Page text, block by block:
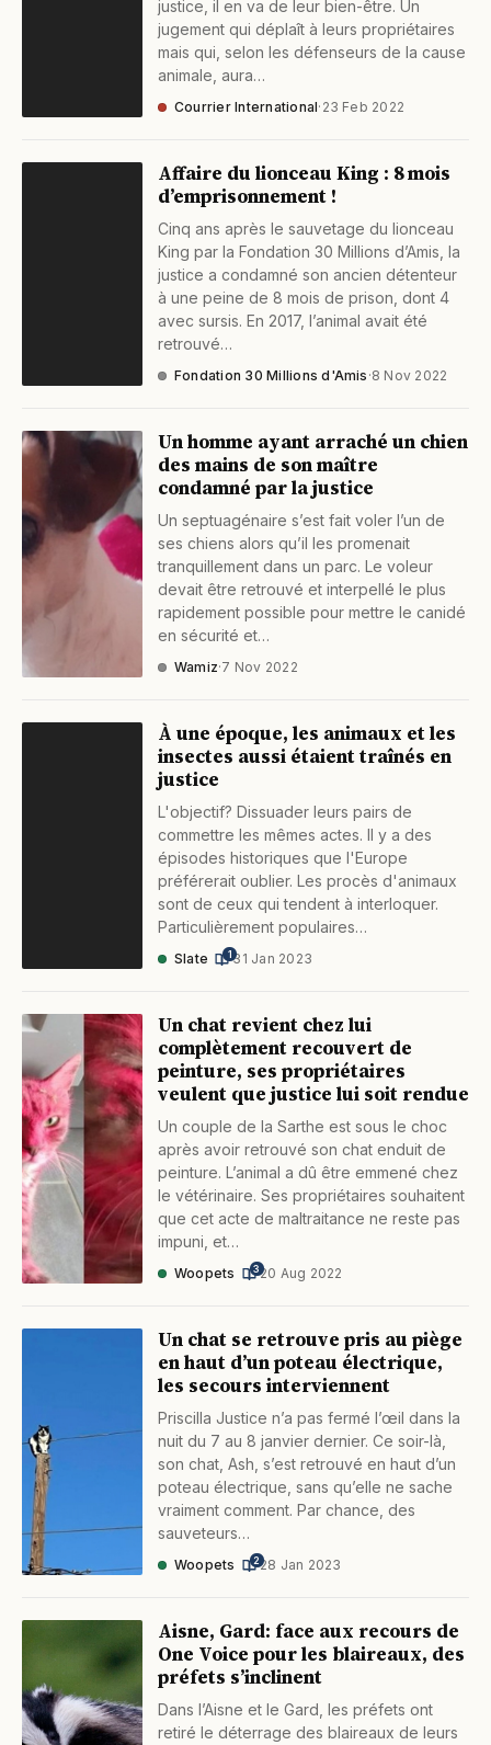
justice, il en va de leur bien-être. Un
jugement qui déplaît à leurs propriétaires
mais qui, selon les défenseurs de la cause
animale, aura…
Courrier International· 23 Feb 2022
Affaire du lionceau King : 8 mois
d’emprisonnement !
Cinq ans après le sauvetage du lionceau
King par la Fondation 30 Millions d’Amis, la
justice a condamné son ancien détenteur
à une peine de 8 mois de prison, dont 4
avec sursis. En 2017, l’animal avait été
retrouvé…
Fondation 30 Millions d'Amis ·8 Nov 2022
Un homme ayant arraché un chien
des mains de son maître
condamné par la justice
Un septuagénaire s’est fait voler l’un de
ses chiens alors qu’il les promenait
tranquillement dans un parc. Le voleur
devait être retrouvé et interpellé le plus
rapidement possible pour mettre le canidé
en sécurité et…
Wamiz·7 Nov 2022
À une époque, les animaux et les
insectes aussi étaient traînés en
justice
L'objectif? Dissuader leurs pairs de
commettre les mêmes actes. Il y a des
épisodes historiques que l'Europe
préférerait oublier. Les procès d'animaux
sont de ceux qui tendent à interloquer.
Particulièrement populaires…
Slate 1·31 Jan 2023
Un chat revient chez lui
complètement recouvert de
peinture, ses propriétaires
veulent que justice lui soit rendue
Un couple de la Sarthe est sous le choc
après avoir retrouvé son chat enduit de
peinture. L’animal a dû être emmené chez
le vétérinaire. Ses propriétaires souhaitent
que cet acte de maltraitance ne reste pas
impuni, et…
Woopets 3·20 Aug 2022
Un chat se retrouve pris au piège
en haut d’un poteau électrique,
les secours interviennent
Priscilla Justice n’a pas fermé l’œil dans la
nuit du 7 au 8 janvier dernier. Ce soir-là,
son chat, Ash, s’est retrouvé en haut d’un
poteau électrique, sans qu’elle ne sache
vraiment comment. Par chance, des
sauveteurs…
Woopets 2·28 Jan 2023
Aisne, Gard: face aux recours de
One Voice pour les blaireaux, des
préfets s’inclinent
Dans l’Aisne et le Gard, les préfets ont
retiré le déterrage des blaireaux de leurs